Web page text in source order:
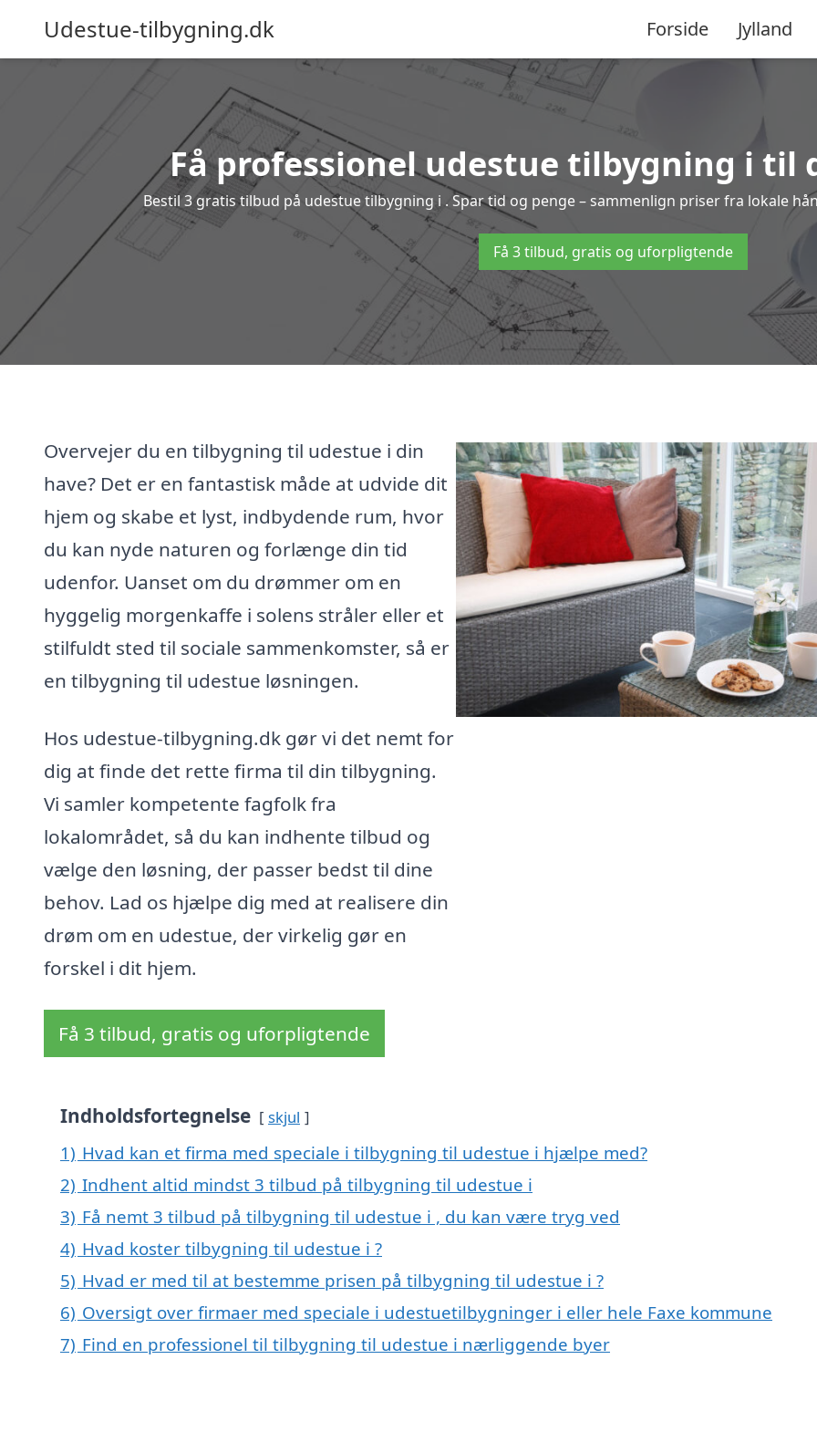
Udestue-tilbygning.dk Forside Jylland
Få professionel udestue tilbygning i til
Bestil 3 gratis tilbud på udestue tilbygning i . Spar tid og penge – sammenlign priser fra lokale
Få 3 tilbud, gratis og uforpligtende
Overvejer du en tilbygning til udestue i din
have? Det er en fantastisk måde at udvide dit
hjem og skabe et lyst, indbydende rum, hvor
du kan nyde naturen og forlænge din tid
udenfor. Uanset om du drømmer om en
hyggelig morgenkaffe i solens stråler eller et
stilfuldt sted til sociale sammenkomster, så er
en tilbygning til udestue løsningen.
Hos udestue-tilbygning.dk gør vi det nemt for
dig at finde det rette firma til din tilbygning.
Vi samler kompetente fagfolk fra
lokalområdet, så du kan indhente tilbud og
vælge den løsning, der passer bedst til dine
behov. Lad os hjælpe dig med at realisere din
drøm om en udestue, der virkelig gør en
forskel i dit hjem.
Få 3 tilbud, gratis og uforpligtende
Indholdsfortegnelse skjul
1) Hvad kan et firma med speciale i tilbygning til udestue i hjælpe med?
2) Indhent altid mindst 3 tilbud på tilbygning til udestue i
3) Få nemt 3 tilbud på tilbygning til udestue i , du kan være tryg ved
4) Hvad koster tilbygning til udestue i ?
5) Hvad er med til at bestemme prisen på tilbygning til udestue i ?
6) Oversigt over firmaer med speciale i udestuetilbygninger i eller hele Faxe kommune
7) Find en professionel til tilbygning til udestue i nærliggende byer